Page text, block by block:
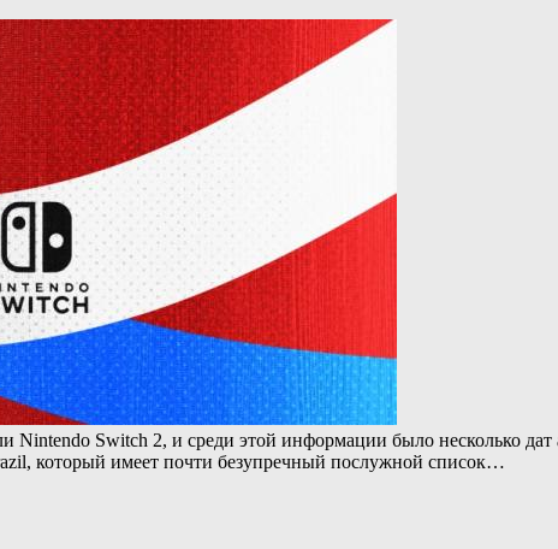
Switch 2, и среди этой информации было несколько дат
который имеет почти безупречный послужной список…